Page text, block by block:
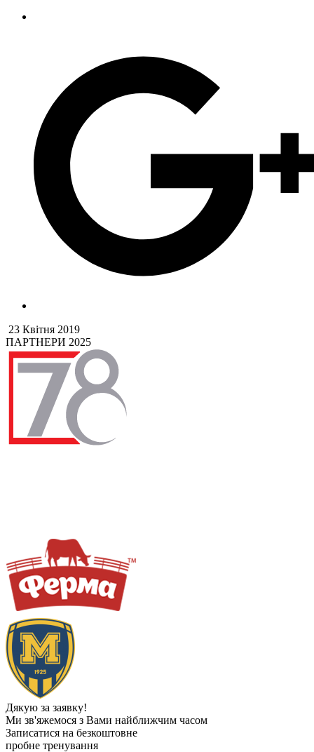
23 Квітня 2019
ПАРТНЕРИ 2025
Дякую за заявку!
Ми зв'яжемося з Вами найближчим часом
Записатися на безкоштовне
пробне тренування